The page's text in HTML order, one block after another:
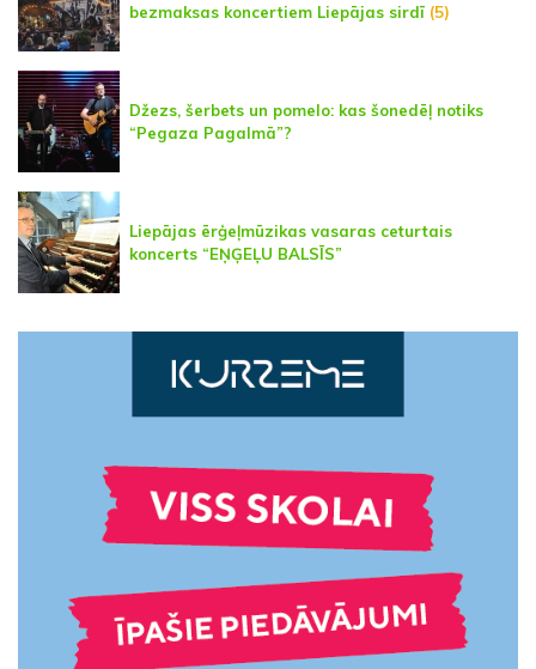
bezmaksas koncertiem Liepājas sirdī (5)
Džezs, šerbets un pomelo: kas šonedēļ notiks
“Pegaza Pagalmā”?
Liepājas ērģeļmūzikas vasaras ceturtais
koncerts “EŅĢEĻU BALSĪS”